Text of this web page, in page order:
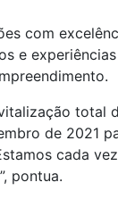
com
e
total
de 2021
cada
pontua.